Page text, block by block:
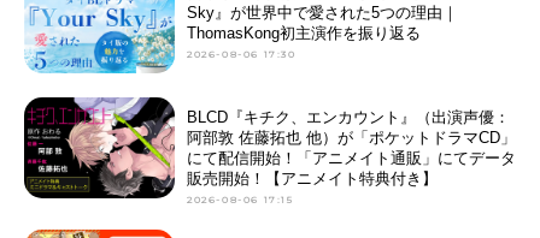
Sky』が世界中で愛された5つの理由｜
ThomasKong初主演作を振り返る
2026-08-06 17:30
BLCD『キチク、エンカウント』（出演声優：
阿部敦 佐藤拓也 他）が「ポケットドラマCD」
にて配信開始！「アニメイト通販」にてデータ
販売開始！【アニメイト特典付き】
2026-08-06 17:15